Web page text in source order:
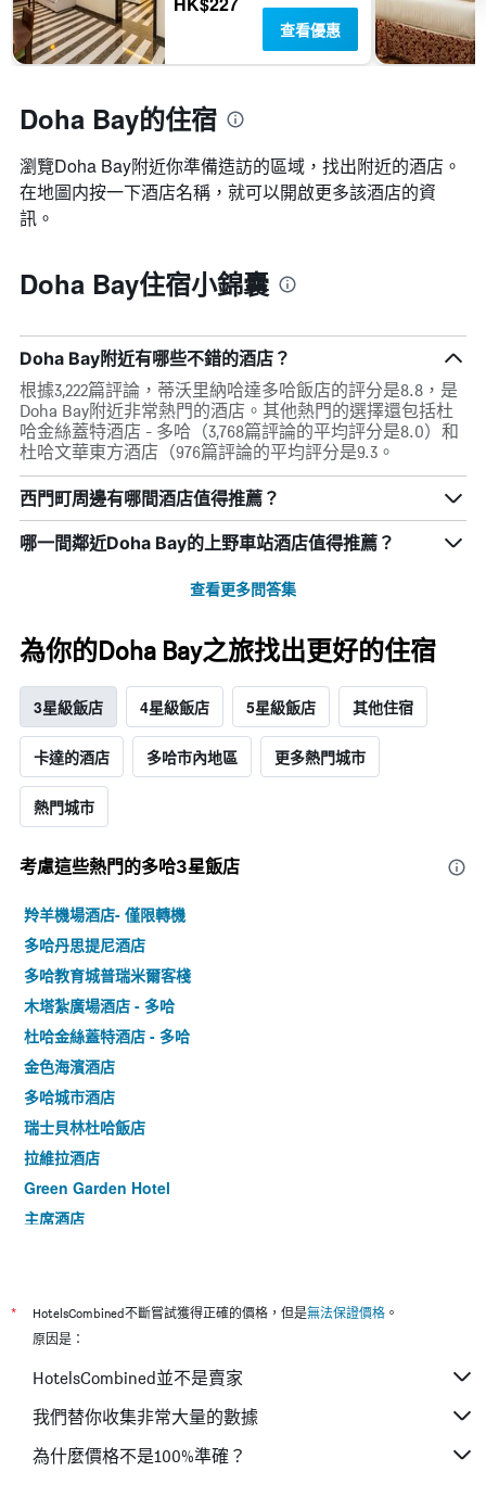
查看優惠
Doha Bay的住宿
瀏覽Doha Bay​附近你準備造訪的區域，找出附近的酒店。
在地圖内按一下酒店名稱，就可以開啟更多該酒店的資
訊。
Doha Bay住宿小錦囊
Doha Bay附近有哪些不錯的酒店？
根據3,222篇評論，蒂沃里納哈達多哈飯店的評分是8.8，是
Doha Bay附近非常熱門的酒店。其他熱門的選擇還包括杜
哈金絲蓋特酒店 - 多哈（3,768篇評論的平均評分是8.0）和
杜哈文華東方酒店（976篇評論的平均評分是9.3。
西門町周邊有哪間酒店值得推薦？
哪一間鄰近Doha Bay的上野車站酒店值得推薦？
查看更多問答集
為你的Doha Bay之旅找出更好的住宿
3星級飯店 4星級飯店 5星級飯店 其他住宿
卡達的酒店 多哈市內地區 更多熱門城市
熱門城市
考慮這些熱門的多哈3星​飯店
羚羊機場酒店- 僅限轉機
多哈丹思提尼酒店
多哈教育城普瑞米爾客棧
木塔紮廣場酒店 - 多哈
杜哈金絲蓋特酒店 - 多哈
金色海濱酒店
多哈城市酒店
瑞士貝林杜哈飯店
拉維拉酒店
Green Garden Hotel
主席酒店
旅客酒店
卡塔爾大皇宮酒店 - 多哈
公園酒店
* HotelsCombined不斷嘗試獲得正確的價格，但是無法保證價格 。
原因是：
HotelsCombined並不是賣家
我們替你收集非常大量的數據
為什麼價格不是100%準確？